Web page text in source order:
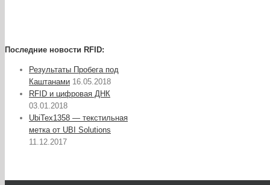
Последние новости RFID:
Результаты Пробега под
Каштанами 16.05.2018
RFID и цифровая ДНК
03.01.2018
UbiTex1358 — текстильная
метка от UBI Solutions
11.12.2017